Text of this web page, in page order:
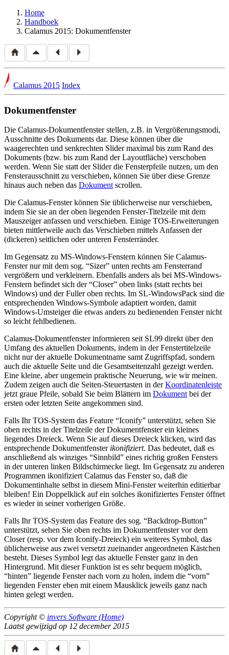
Home
Handboek
Calamus 2015: Dokumentfenster
Calamus 2015 Index
Dokumentfenster
Die Calamus-Dokumentfenster stellen, z.B. in Vergrößerungsmodi,
Ausschnitte des Dokuments dar. Diese können über die
waagerechten und senkrechten Slider maximal bis zum Rand des
Dokuments (bzw. bis zum Rand der Layoutfläche) verschoben
werden. Wenn Sie statt der Slider die Fensterpfeile nutzen, um den
Fensterausschnitt zu verschieben, können Sie über diese Grenze
hinaus auch neben das Dokumentscrollen.
Die Calamus-Fenster können Sie üblicherweise nur verschieben,
indem Sie sie an der oben liegenden Fenster-Titelzeile mit dem
Mauszeiger anfassen und verschieben. Einige TOS-Erweiterungen
bieten mittlerweile auch das Verschieben mittels Anfassen der
(dickeren) seitlichen oder unteren Fensterränder.
Im Gegensatz zu MS-Windows-Fenstern können Sie Calamus-
Fenster nur mit dem sog.
Sizer
unten rechts am Fensterrand
vergrößern und verkleinern. Ebenfalls anders als bei MS-Windows-
Fenstern befindet sich der Closer
oben links (statt rechts bei
Windows) und der Fuller oben rechts. Im SL-WindowsPack sind die
entsprechenden Windows-Symbole adaptiert worden, damit
Windows-Umsteiger die etwas anders zu bedienenden Fenster nicht
so leicht fehlbedienen.
Calamus-Dokumentfenster informieren seit SL99 direkt über den
Umfang des aktuellen Dokuments, indem in der Fenstertitelzeile
nicht nur der aktuelle Dokumentname samt Zugriffspfad, sondern
auch die aktuelle Seite und die Gesamtseitenzahl gezeigt werden.
Eine kleine, aber ungemein praktische Neuerung, wie wir meinen.
Zudem zeigen auch die Seiten-Steuertasten in derKoordinatenleiste
jetzt graue Pfeile, sobald Sie beim Blättern im Dokumentbei der
ersten oder letzten Seite angekommen sind.
Falls Ihr TOS-System das Feature
Iconify
unterstützt, sehen Sie
oben rechts in der Titelzeile der Dokumentfenster ein kleines
liegendes Dreieck. Wenn Sie auf dieses Dreieck klicken, wird das
entsprechende Dokumentfenster ikonifiziert. Das bedeutet, daß es
anschließend als winziges
Sinnbild
eines richtig großen Fensters
in der unteren linken Bildschirmecke liegt. Im Gegensatz zu anderen
Programmen ikonifiziert Calamus das Fenster so, daß die
Dokumentinhalte selbst in diesem Mini-Fenster weiterhin editierbar
bleiben! Ein Doppelklick auf ein solches ikonifiziertes Fenster öffnet
es wieder in seiner vorherigen Größe.
Falls Ihr TOS-System das Feature des sog.
Backdrop-Button
unterstützt, sehen Sie oben rechts im Dokumentfenster vor dem
Closer (resp. vor dem Iconify-Dreieck) ein weiteres Symbol, das
üblicherweise aus zwei versetzt zueinander angeordneten Kästchen
besteht. Dieses Symbol legt das aktuelle Fenster ganz in den
Hintergrund. Mit dieser Funktion ist es sehr bequem möglich,
hinten
liegende Fenster nach vorn zu holen, indem die
vorn
liegenden Fenster eben mit einem Mausklick jeweils ganz nach
hinten gelegt werden.
Copyright © invers Software (Home)
Laatst gewijzigd op 12 december 2015